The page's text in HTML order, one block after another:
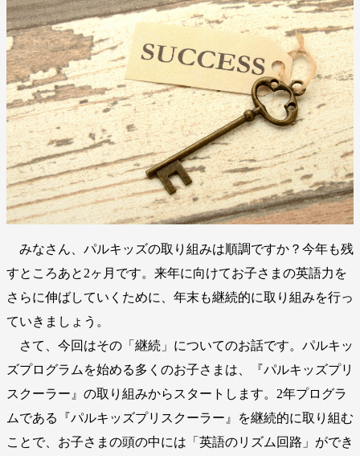
みなさん、パルキッズの取り組みは順調ですか？今年も残
すところあと2ヶ月です。来年に向けてお子さまの英語力を
さらに伸ばしていくために、年末も継続的に取り組みを行っ
ていきましょう。
さて、今回はその「継続」についてのお話です。パルキッ
ズプログラムを始める多くのお子さまは、『パルキッズプリ
スクーラー』の取り組みからスタートします。2年プログラ
ムである『パルキッズプリスクーラー』を継続的に取り組む
ことで、お子さまの頭の中には「英語のリズム回路」ができ